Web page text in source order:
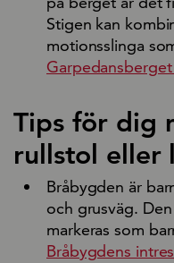
Stigen kan
motionsslinga
Tips för dig
rullstol eller
Bråbygden är
och grusväg.
markeras som
Bråbygdens